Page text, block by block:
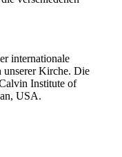
internationale
unserer Kirche. Die
Institute of
USA.